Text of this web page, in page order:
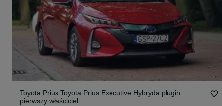
Toyota Prius Toyota Prius Executive Hybryda plugin
pierwszy właściciel